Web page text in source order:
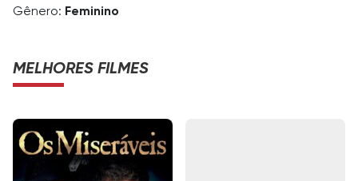
Gênero: Feminino
MELHORES FILMES